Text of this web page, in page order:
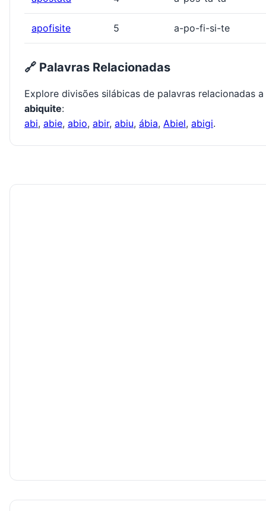
apofisite 5 a-po-fi-si-te
🔗 Palavras Relacionadas
Explore divisões silábicas de palavras relacionadas a
abiquite:
abi, abie, abio, abir, abiu, ábia, Abiel, abigi.